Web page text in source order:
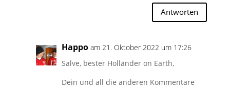
Antworten
Happo am 21. Oktober 2022 um 17:26
Salve, bester Holländer on Earth,
Dein und all die anderen Kommentare